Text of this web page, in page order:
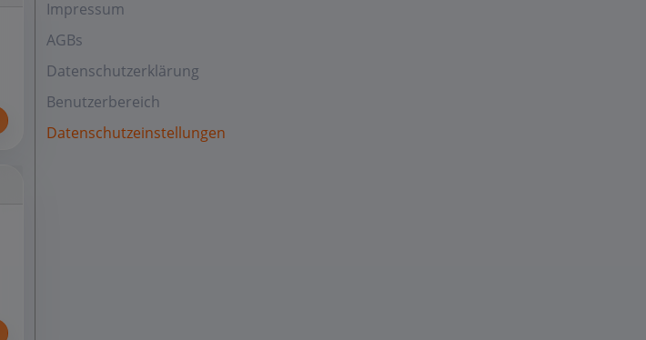
Impressum
AGBs
Datenschutzerklärung
Benutzerbereich
Datenschutzeinstellungen